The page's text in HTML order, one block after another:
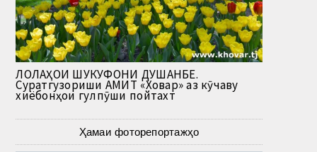
ЛОЛАҲОИ ШУКУФОНИ ДУШАНБЕ.
Суратгузориши АМИТ «Ховар» аз кӯчаву
хиёбонҳои гулпӯши пойтахт
Ҳамаи фоторепортажҳо